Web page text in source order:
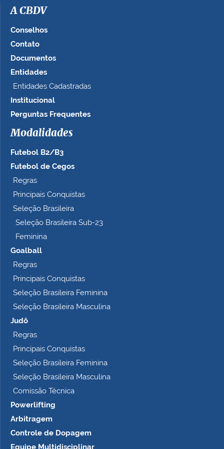
a
e
o
t
a
n
o
o
m
e
t
A CBDV
Conselhos
Contato
Documentos
Entidades
Entidades Cadastradas
Institucional
Perguntas Frequentes
Modalidades
Futebol B2/B3
Futebol de Cegos
Regras
Principais Conquistas
Seleção Brasileira
Seleção Brasileira Sub-23
Feminina
Goalball
Regras
Principais Conquistas
Seleção Brasileira Feminina
Seleção Brasileira Masculina
Judô
Regras
Principais Conquistas
Seleção Brasileira Feminina
Seleção Brasileira Masculina
Comissão Técnica
Powerlifting
Arbitragem
Controle de Dopagem
Equipe Multidisciplinar